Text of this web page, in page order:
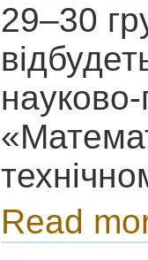
29–30
Read